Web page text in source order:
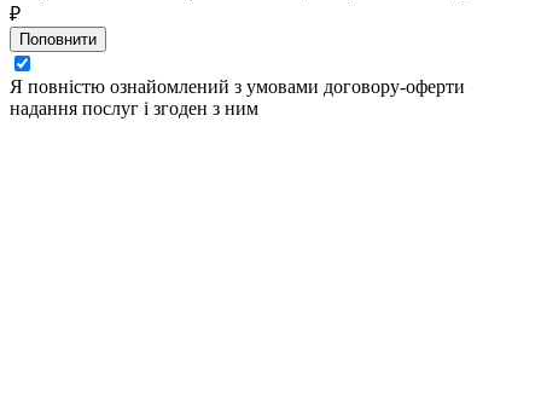
₽
Поповнити
Я повністю ознайомлений з умовами договору-оферти
надання послуг і згоден з ним